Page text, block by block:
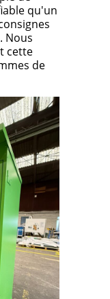
qu'un
Nous
cette
de